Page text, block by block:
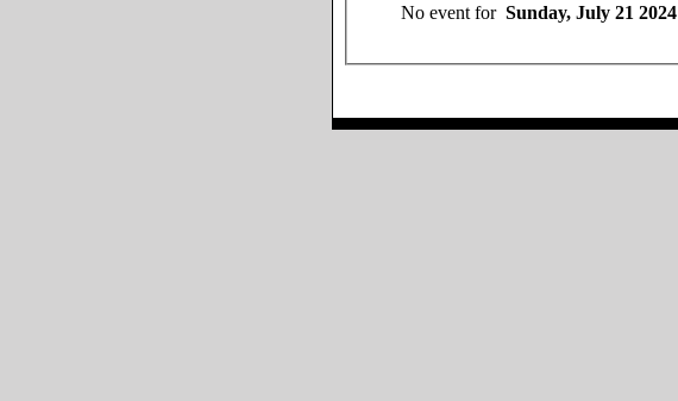
No event for Sunday, July 21 2024